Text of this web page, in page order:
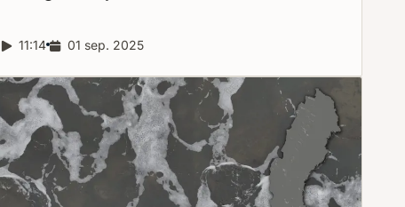
Reportagelängd:
11:14 Releasedatum:
01 sep. 2025